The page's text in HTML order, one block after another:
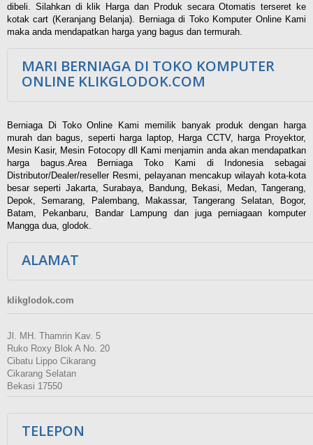
dibeli. Silahkan di klik Harga dan Produk secara Otomatis terseret ke
kotak cart (Keranjang Belanja). Berniaga di Toko Komputer Online Kami
maka anda mendapatkan harga yang bagus dan termurah.
MARI BERNIAGA DI TOKO KOMPUTER
ONLINE KLIKGLODOK.COM
Berniaga Di Toko Online Kami memilik banyak produk dengan harga
murah dan bagus, seperti harga laptop, Harga CCTV, harga Proyektor,
Mesin Kasir, Mesin Fotocopy dll Kami menjamin anda akan mendapatkan
harga bagus.Area Berniaga Toko Kami di Indonesia sebagai
Distributor/Dealer/reseller Resmi, pelayanan mencakup wilayah kota-kota
besar seperti Jakarta, Surabaya, Bandung, Bekasi, Medan, Tangerang,
Depok, Semarang, Palembang, Makassar, Tangerang Selatan, Bogor,
Batam, Pekanbaru, Bandar Lampung dan juga perniagaan komputer
Mangga dua, glodok.
ALAMAT
klikglodok.com
Jl. MH. Thamrin Kav. 5
Ruko Roxy Blok A No. 20
Cibatu Lippo Cikarang
Cikarang Selatan
Bekasi 17550
TELEPON